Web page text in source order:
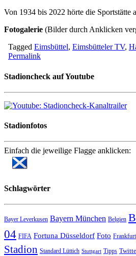
Von 1934 bis 2022 hörte die Sportstätte
Fotogalerie (Bilder durch Anklicken
Tagged Eimsbüttel, Eimsbütteler TV,
Permalink
Stadioncheck auf Youtube
Stadionfotos
Einfach die jeweilige Flagge anklicken:
Schlagwörter
Bayer Leverkusen Bayern München Belgien
04 FIFA Fortuna Düsseldorf Foto Frankfurt
Stadion Standard Lüttich Stuttgart Tipps